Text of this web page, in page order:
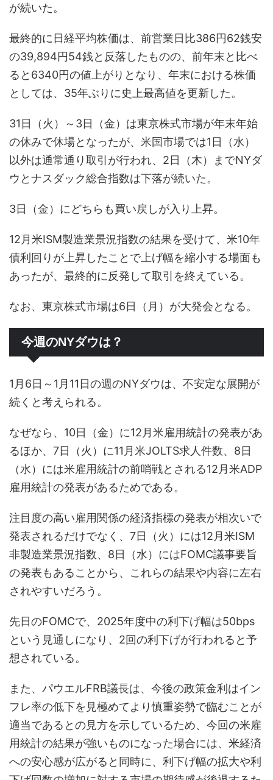
が続いた。
最終的に日経平均株価は、前営業日比386円62銭安
の39,894円54銭と反落したものの、前年末と比べ
ると6340円の値上がりとなり、年末における株価
としては、35年ぶりに史上最高値を更新した。
31日（火）～3日（金）は東京株式市場が年末年始
の休みで休場となったが、米国市場では1日（水）
以外は通常通り取引が行われ、2日（木）までNYダ
ウとナスダック総合指数は下落が続いた。
3日（金）にどちらも買い戻しが入り上昇。
12月米ISM製造業景況指数の結果を受けて、米10年
債利回りが上昇したことで上げ幅を縮小する場面も
あったが、最終的に反発して取引を終えている。
なお、東京株式市場は6日（月）が大発会となる。
今週のNYダウは？
1月6日～1月11日の週のNYダウは、不安定な展開が
続くと考えられる。
なぜなら、10日（金）に12月米雇用統計の発表があ
るほか、7日（火）に11月米JOLTS求人件数、8日
（水）には米雇用統計の前哨戦とされる12月米ADP
雇用統計の発表があるためである。
注目度の高い雇用関係の経済指標の発表が相次いで
発表されるだけでなく、7日（火）には12月米ISM
非製造業景況指数、8日（水）にはFOMC議事要旨
の発表もあることから、これらの結果や内容に左右
されやすいだろう。
先日のFOMCで、2025年度中の利下げ幅は50bps
という見通しになり、2回の利下げが行われると予
想されている。
また、パウエルFRB議長は、今後の政策金利はイン
フレ率の低下を見極めてより慎重姿勢で臨むことが
適当であるとの見方を示しているため、今回の米雇
用統計の結果が強いものになった場合には、米経済
への安心感が広がると同時に、利下げ幅の拡大や利